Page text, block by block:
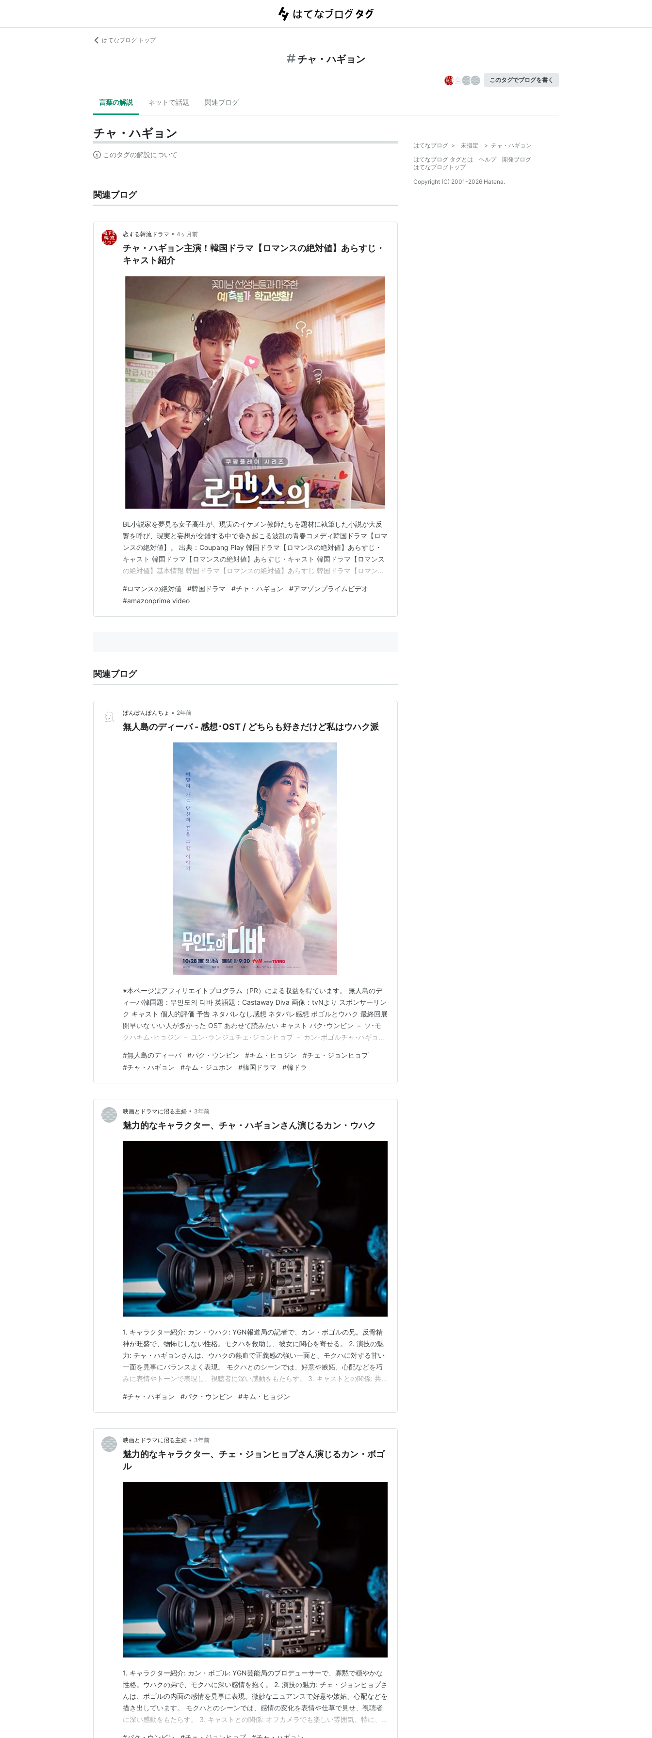
はてなブログ トップ
チャ・ハギョン
このタグでブログを書く
言葉の解説 ネットで話題 関連ブログ
チャ・ハギョン
このタグの解説について
関連ブログ
恋する韓流ドラマ • 4ヶ月前
チャ・ハギョン主演！韓国ドラマ【ロマンスの絶対値】あらすじ・
キャスト紹介
BL小説家を夢見る女子高生が、現実のイケメン教師たちを題材に執筆した小説が大反
響を呼び、現実と妄想が交錯する中で巻き起こる波乱の青春コメディ韓国ドラマ【ロマ
ンスの絶対値】。 出典：Coupang Play 韓国ドラマ【ロマンスの絶対値】あらすじ・
キャスト 韓国ドラマ【ロマンスの絶対値】あらすじ・キャスト 韓国ドラマ【ロマンス
の絶対値】基本情報 韓国ドラマ【ロマンスの絶対値】あらすじ 韓国ドラマ【ロマンス
キム・ジェヒョン（ノ・ダジュ役） ソン・ジョンヒョク（チョン・ギジョン役） キ
ム・ドンギュ（ユン・ドンジュ役） …
#ロマンスの絶対値 #韓国ドラマ #チャ・ハギョン #アマゾンプライムビデオ
#amazonprime video
関連ブログ
ぽんぽんぽんちょ • 2年前
無人島のディーバ - 感想･OST / どちらも好きだけど私はウハク派
※本ページはアフィリエイトプログラム（PR）による収益を得ています。 無人島のデ
ィーバ韓国題：무인도의 디바 英語題：Castaway Diva 画像：tvNより スポンサーリン
ク キャスト 個人的評価 予告 ネタバレなし感想 ネタバレ感想 ボゴルとウハク 最終回展
開早いな いい人が多かった OST あわせて読みたい キャスト パク･ウンビン － ソ･モ
クハキム･ヒョジン － ユン･ランジュチェ･ジョンヒョプ － カン･ボゴルチャ･ハギョン
プ：夢の扉』『あなたが眠っている間に』『ピノキオ』『君の声が聞こえ…
#無人島のディーバ #パク・ウンビン #キム・ヒョジン #チェ・ジョンヒョプ
#チャ・ハギョン #キム・ジュホン #韓国ドラマ #韓ドラ
映画とドラマに沼る主婦 • 3年前
魅力的なキャラクター、チャ・ハギョンさん演じるカン・ウハク
1. キャラクター紹介: カン・ウハク: YGN報道局の記者で、カン・ボゴルの兄。反骨精
神が旺盛で、物怖じしない性格。モクハを救助し、彼女に関心を寄せる。 2. 演技の魅
力: チャ・ハギョンさんは、ウハクの熱血で正義感の強い一面と、モクハに対する甘い
一面を見事にバランスよく表現。 モクハとのシーンでは、好意や嫉妬、心配などを巧
みに表情やトーンで表現し、視聴者に深い感動をもたらす。 3. キャストとの関係: 共
事を共にし、親密な雰囲気を醸し出していたと言います。 4. 作品への貢献: ウハク
は、モクハの恋の相手として物…
#チャ・ハギョン #パク・ウンビン #キム・ヒョジン
映画とドラマに沼る主婦 • 3年前
魅力的なキャラクター、チェ・ジョンヒョプさん演じるカン・ボゴ
ル
1. キャラクター紹介: カン・ボゴル: YGN芸能局のプロデューサーで、寡黙で穏やかな
性格。ウハクの弟で、モクハに深い感情を抱く。 2. 演技の魅力: チェ・ジョンヒョプさ
んは、ボゴルの内面の感情を見事に表現。微妙なニュアンスで好意や嫉妬、心配などを
描き出しています。 モクハとのシーンでは、感情の変化を表情や仕草で見せ、視聴者
に深い感動をもたらす。 3. キャストとの関係: オフカメラでも楽しい雰囲気。特に、
はてなブログ > 未指定 > チャ・ハギョン
はてなブログ タグとは
ヘルプ
開発ブログ
はてなブログトップ
Copyright (C) 2001-2026 Hatena.